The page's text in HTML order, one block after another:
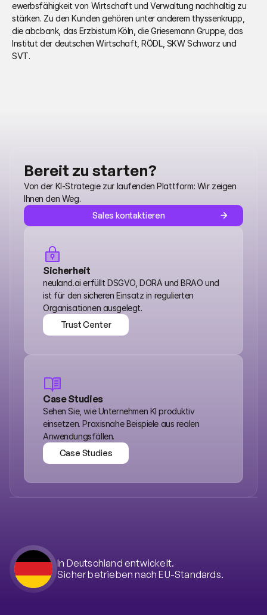
ewerbsfähigkeit von Wirtschaft und Verwaltung nachhaltig zu
stärken. Zu den Kunden gehören unter anderem thyssenkrupp,
die abcbank, das Erzbistum Köln, die Griesemann Gruppe, das
Institut der deutschen Wirtschaft, RÖDL, SKW Schwarz und
SVT.
Bereit zu starten?
Von der KI-Strategie zur laufenden Plattform: Wir zeigen
Ihnen den Weg.
Sales kontaktieren
Sicherheit
neuland.ai erfüllt DSGVO, DORA und BRAO und
ist für den sicheren Einsatz in regulierten
Organisationen ausgelegt.
Trust Center
Case Studies
Sehen Sie, wie Unternehmen KI produktiv
einsetzen. Praxisnahe Beispiele aus realen
Anwendungsfällen.
Case Studies
In Deutschland entwickelt.
Sicher betrieben nach EU-Standards.